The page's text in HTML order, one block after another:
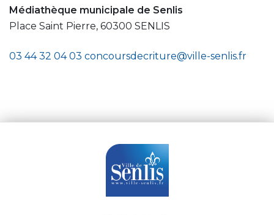
Médiathèque municipale de Senlis
Place Saint Pierre, 60300 SENLIS
03 44 32 04 03 concoursdecriture@ville-senlis.fr